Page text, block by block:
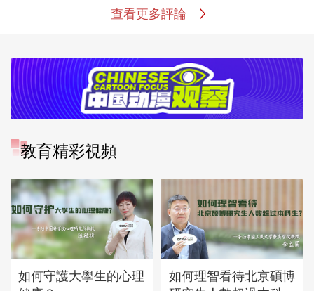
查看更多評論
教育精彩視頻
如何守護大學生的心理
如何理智看待北京碩博